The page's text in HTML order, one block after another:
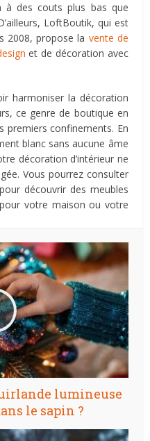
à des couts plus bas que
LoftBoutik, qui est
2008, propose la vente de
et de décoration avec
harmoniser la décoration
ce genre de boutique en
premiers confinements. En
blanc sans aucune âme
décoration d’intérieur ne
Vous pourrez consulter
découvrir des meubles
votre maison ou votre
lumineuse
le sapin ?